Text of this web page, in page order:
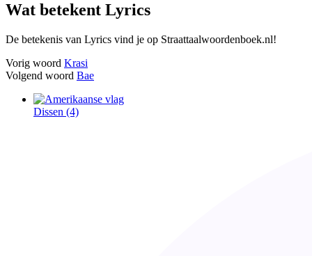
Wat betekent Lyrics
De betekenis van Lyrics vind je op Straattaalwoordenboek.nl!
Vorig woord Krasi
Volgend woord Bae
Dissen (4)